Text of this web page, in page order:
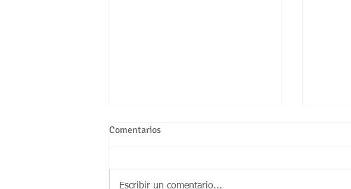
Comentarios
Escribir un comentario...